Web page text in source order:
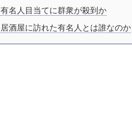
有名人目当てに群衆が殺到か
居酒屋に訪れた有名人とは誰なのか